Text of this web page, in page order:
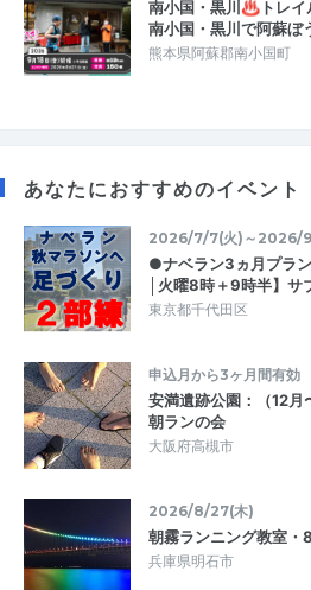
南小国・黒川♨トレイ
南小国・黒川で阿蘇ぼ
熊本県阿蘇郡南小国町
あなたにおすすめのイベント
2026/7/7(火)～2026/
●ナベラン3ヵ月プラ
│火曜8時＋9時半】
東京都千代田区
申込月から3ヶ月間有効
安満遺跡公園：（12月
朝ランの会
大阪府高槻市
2026/8/27(木)
朝霧ランニング教室・
兵庫県明石市